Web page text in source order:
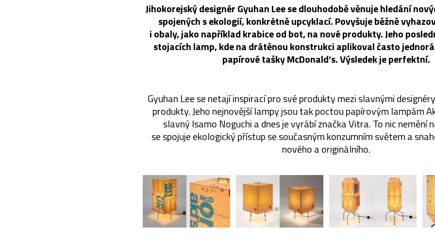
Jihokorejský designér Gyuhan Lee se dlouhodobě věnuje hledání
spojených s ekologií, konkrétně upcyklací. Povyšuje běžně
i obaly, jako například krabice od bot, na nové produkty. Jeho
stojacích lamp, kde na drátěnou konstrukci aplikoval často
papírové tašky McDonald’s. Výsledek je perfektní.
Gyuhan Lee se netají inspirací pro své produkty mezi slavnými
produkty. Jeho nejnovější lampy jsou tak poctou papírovým lampám
slavný Isamo Noguchi a dnes je vyrábí značka Vitra. To nic nemění
se spojuje ekologický přístup se současným konzumním světem a
nového a originálního.